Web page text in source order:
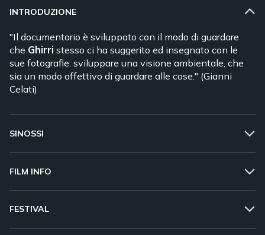
INTRODUZIONE
"Il documentario è sviluppato con il modo di guardare
che Ghirri stesso ci ha suggerito ed insegnato con le
sue fotografie: sviluppare una visione ambientale, che
sia un modo affettivo di guardare alle cose." (Gianni
Celati)
SINOSSI
FILM INFO
FESTIVAL